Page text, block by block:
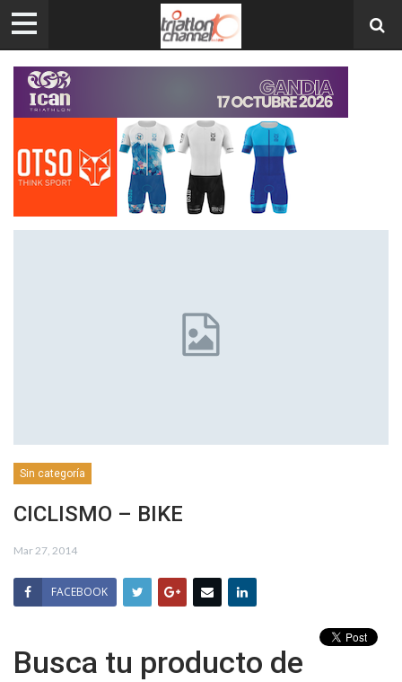
Sin categoría
CICLISMO – BIKE
Mar 27, 2014
FACEBOOK
Busca tu producto de